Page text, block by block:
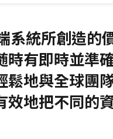
系統所創造的
時有即時並準
鬆地與全球團
效地把不同的